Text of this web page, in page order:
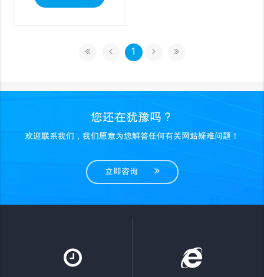
1
您还在犹豫吗？
欢迎联系我们，我们愿意为您解答任何有关网站疑难问题！
立即咨询